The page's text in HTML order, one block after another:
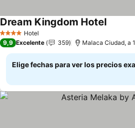
4 EstrellasHotel
Dream Kingdom HotelVer
9,9 Excelente 359 Malaca Ciudad, a
Elige fechas para ver los precios